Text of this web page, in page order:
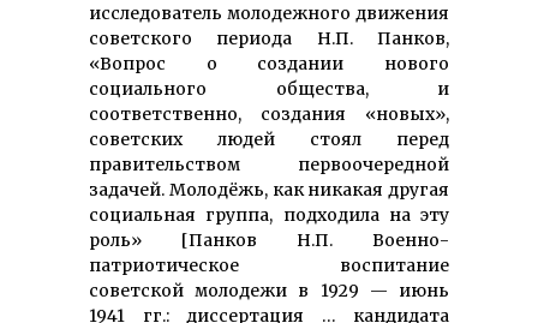
исследователь молодежного движения
советского периода Н.П. Панков,
«Вопрос о создании нового
социального общества, и
соответственно, создания «новых»,
советских людей стоял перед
правительством первоочередной
задачей. Молодёжь, как никакая другая
социальная группа, подходила на эту
роль» [Панков Н.П. Военно-
патриотическое воспитание
советской молодежи в 1929 — июнь
1941 гг.: диссертация … кандидата